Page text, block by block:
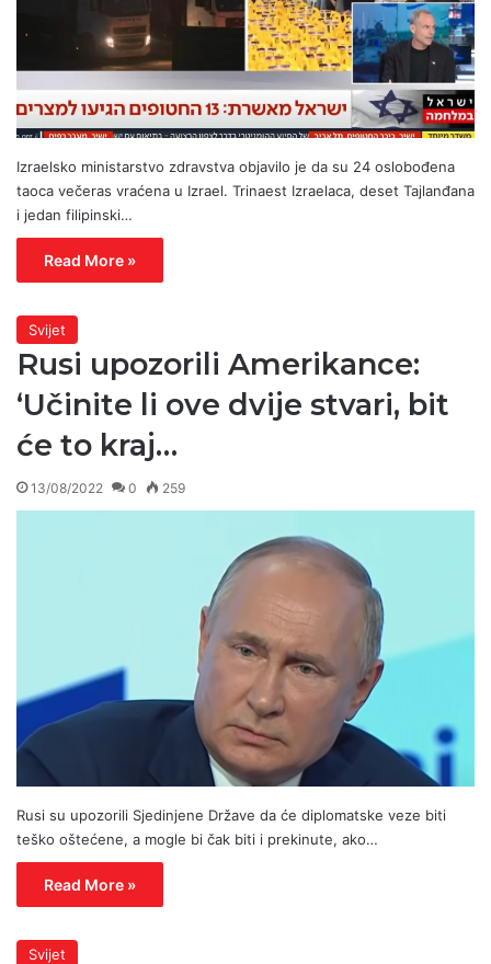
Izraelsko ministarstvo zdravstva objavilo je da su 24 oslobođena
taoca večeras vraćena u Izrael. Trinaest Izraelaca, deset Tajlanđana
i jedan filipinski…
Read More »
Svijet
Rusi upozorili Amerikance:
‘Učinite li ove dvije stvari, bit
će to kraj…
13/08/2022 0 259
Rusi su upozorili Sjedinjene Države da će diplomatske veze biti
teško oštećene, a mogle bi čak biti i prekinute, ako…
Read More »
Svijet